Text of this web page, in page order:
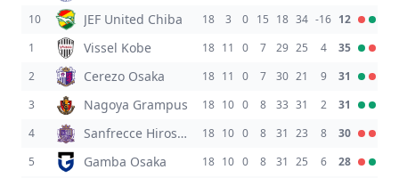
10
JEF United Chiba 18 3 0 15 18 34 -16 12
1
Vissel Kobe 18 11 0 7 29 25 4
35
2
Cerezo Osaka 18 11 0 7 30 21 9
31
3
Nagoya Grampus 18 10 0 8 33 31 2
31
4
Sanfrecce Hiroshima 18 10 0 8 31 23 8
30
5
Gamba Osaka 18 10 0 8 31 25 6
28